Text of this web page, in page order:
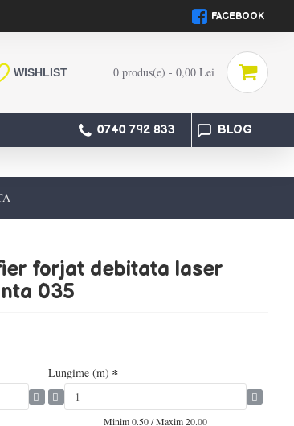
FACEBOOK
WISHLIST 0 produs(e) - 0,00 Lei
0740 792 833 BLOG
forjat debitata laser
035
Lungime (m)
Minim 0.50 / Maxim 20.00